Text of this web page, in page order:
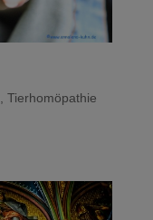
Tierhomöpathie